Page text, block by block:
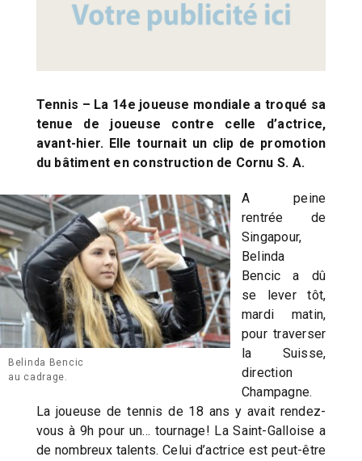
Tennis – La 14e joueuse mondiale a troqué sa
tenue de joueuse contre celle d’actrice,
avant-hier. Elle tournait un clip de promotion
du bâtiment en construction de Cornu S. A.
Belinda Bencic
au cadrage.
A peine
rentrée de
Singapour,
Belinda
Bencic a dû
se lever tôt,
mardi matin,
pour traverser
la Suisse,
direction
Champagne.
La joueuse de tennis de 18 ans y avait rendez-
vous à 9h pour un… tournage! La Saint-Galloise a
de nombreux talents. Celui d’actrice est peut-être